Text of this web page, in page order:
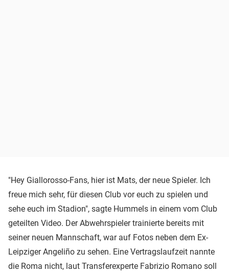
"Hey Giallorosso-Fans, hier ist Mats, der neue Spieler. Ich
freue mich sehr, für diesen Club vor euch zu spielen und
sehe euch im Stadion", sagte Hummels in einem vom Club
geteilten Video. Der Abwehrspieler trainierte bereits mit
seiner neuen Mannschaft, war auf Fotos neben dem Ex-
Leipziger Angeliño zu sehen. Eine Vertragslaufzeit nannte
die Roma nicht, laut Transferexperte Fabrizio Romano soll